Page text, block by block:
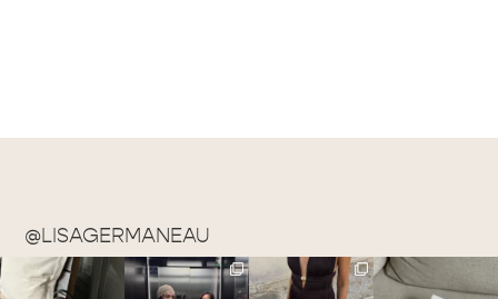
@LISAGERMANEAU